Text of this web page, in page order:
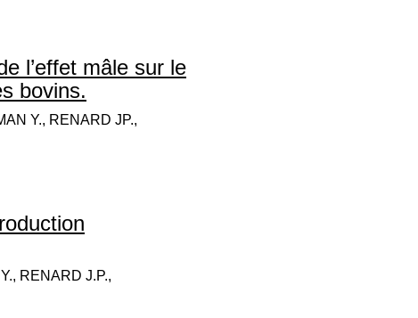
l’effet mâle sur le
bovins.
Y., RENARD JP.,
RENARD J.P.,